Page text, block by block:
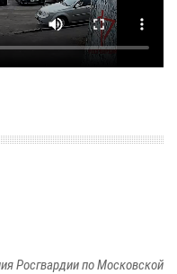
Росгвардии по Московской